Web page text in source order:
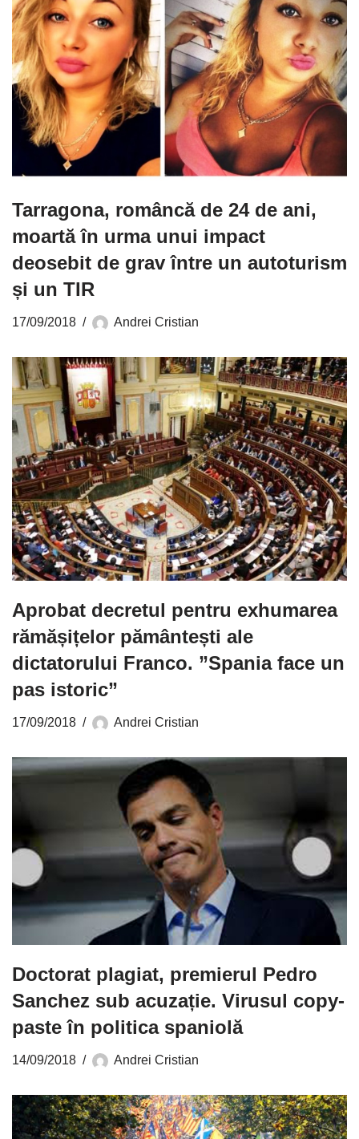
Tarragona, româncă de 24 de ani,
moartă în urma unui impact
deosebit de grav între un autoturism
și un TIR
17/09/2018 Andrei Cristian
Aprobat decretul pentru exhumarea
rămășițelor pământești ale
dictatorului Franco. ”Spania face un
pas istoric”
17/09/2018 Andrei Cristian
Doctorat plagiat, premierul Pedro
Sanchez sub acuzație. Virusul copy-
paste în politica spaniolă
14/09/2018 Andrei Cristian